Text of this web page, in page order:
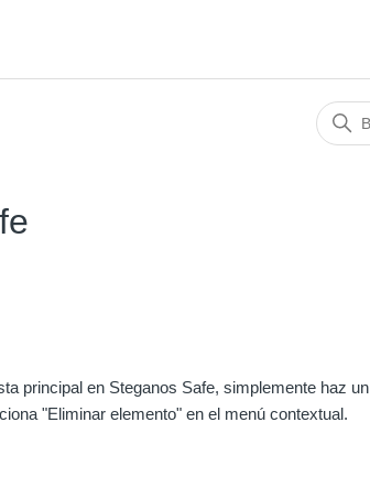
principal en Steganos Safe, simplemente haz un
"Eliminar elemento" en el menú contextual.